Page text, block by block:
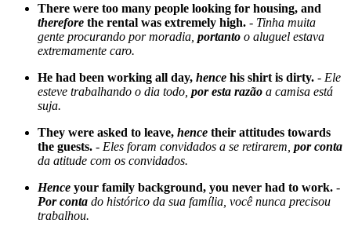
There were too many people looking for housing, and
therefore the rental was extremely high. - Tinha muita
gente procurando por moradia, portanto o aluguel estava
extremamente caro.
He had been working all day, hence his shirt is dirty. - Ele
esteve trabalhando o dia todo, por esta razão a camisa está
suja.
They were asked to leave, hence their attitudes towards
the guests. - Eles foram convidados a se retirarem, por conta
da atitude com os convidados.
Hence your family background, you never had to work. -
Por conta do histórico da sua família, você nunca precisou
trabalhou.